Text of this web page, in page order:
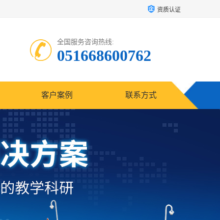
资质认证
全国服务咨询热线:
051668600762
客户案例 联系方式